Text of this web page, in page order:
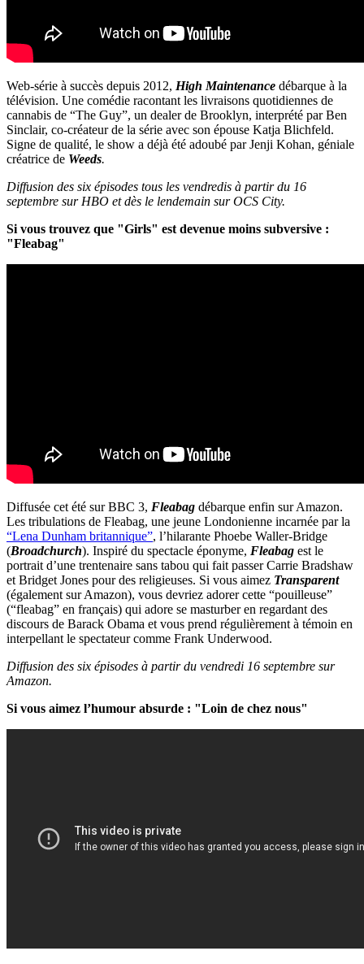
Web-série à succès depuis 2012, High Maintenance débarque à la
télévision. Une comédie racontant les livraisons quotidiennes de
cannabis de “The Guy”, un dealer de Brooklyn, interprété parBen
Sinclair, co-créateur de la série avec son épouse Katja Blichfeld.
Signe de qualité, le show a déjà été adoubé parJenji Kohan, géniale
créatrice de Weeds.
Diffusion des six épisodes tous les vendredis à partir du 16
septembre sur HBO et dès le lendemain sur OCS City.
Si vous trouvez que "Girls" est devenue moins subversive :
"Fleabag"
Diffusée cet été sur BBC 3, Fleabag débarque enfin sur Amazon.
Les tribulations de Fleabag, une jeune Londonienne incarnée par la
“Lena Dunham britannique”, l’hilarante Phoebe Waller-Bridge
(Broadchurch). Inspiré du spectacle éponyme, Fleabag est le
portrait d’une trentenaire sans tabou qui fait passer Carrie Bradshaw
et Bridget Jones pour des religieuses. Si vous aimez Transparent
(également sur Amazon), vous devriez adorer cette “pouilleuse”
(“fleabag” en français) qui adore se masturber en regardant des
discours de Barack Obama et vous prend régulièrement à témoin en
interpellant le spectateur comme Frank Underwood.
Diffusion des six épisodes à partir du vendredi 16 septembre sur
Amazon.
Si vous aimez l’humour absurde : "Loin de chez nous"